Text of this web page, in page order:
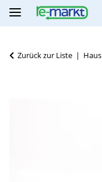
Zurück zur Liste